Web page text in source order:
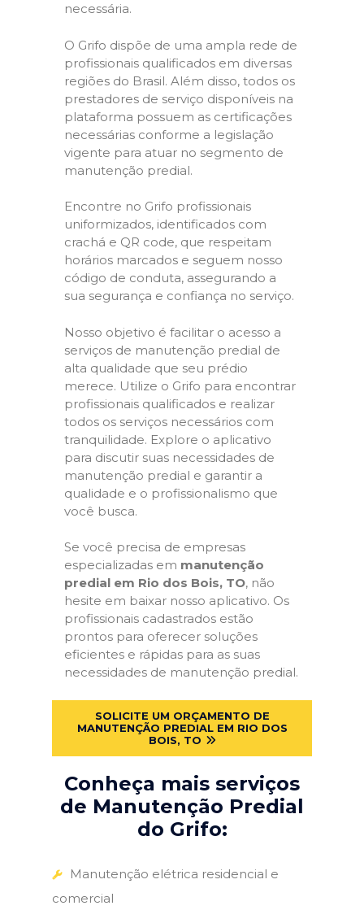
necessária.
O Grifo dispõe de uma ampla rede de
profissionais qualificados em diversas
regiões do Brasil. Além disso, todos os
prestadores de serviço disponíveis na
plataforma possuem as certificações
necessárias conforme a legislação
vigente para atuar no segmento de
manutenção predial.
Encontre no Grifo profissionais
uniformizados, identificados com
crachá e QR code, que respeitam
horários marcados e seguem nosso
código de conduta, assegurando a
sua segurança e confiança no serviço.
Nosso objetivo é facilitar o acesso a
serviços de manutenção predial de
alta qualidade que seu prédio
merece. Utilize o Grifo para encontrar
profissionais qualificados e realizar
todos os serviços necessários com
tranquilidade. Explore o aplicativo
para discutir suas necessidades de
manutenção predial e garantir a
qualidade e o profissionalismo que
você busca.
Se você precisa de empresas
especializadas em manutenção
predial em Rio dos Bois, TO, não
hesite em baixar nosso aplicativo. Os
profissionais cadastrados estão
prontos para oferecer soluções
eficientes e rápidas para as suas
necessidades de manutenção predial.
SOLICITE UM ORÇAMENTO DE
MANUTENÇÃO PREDIAL EM RIO DOS
BOIS, TO
Conheça mais serviços
de Manutenção Predial
do Grifo:
Manutenção elétrica residencial e
comercial